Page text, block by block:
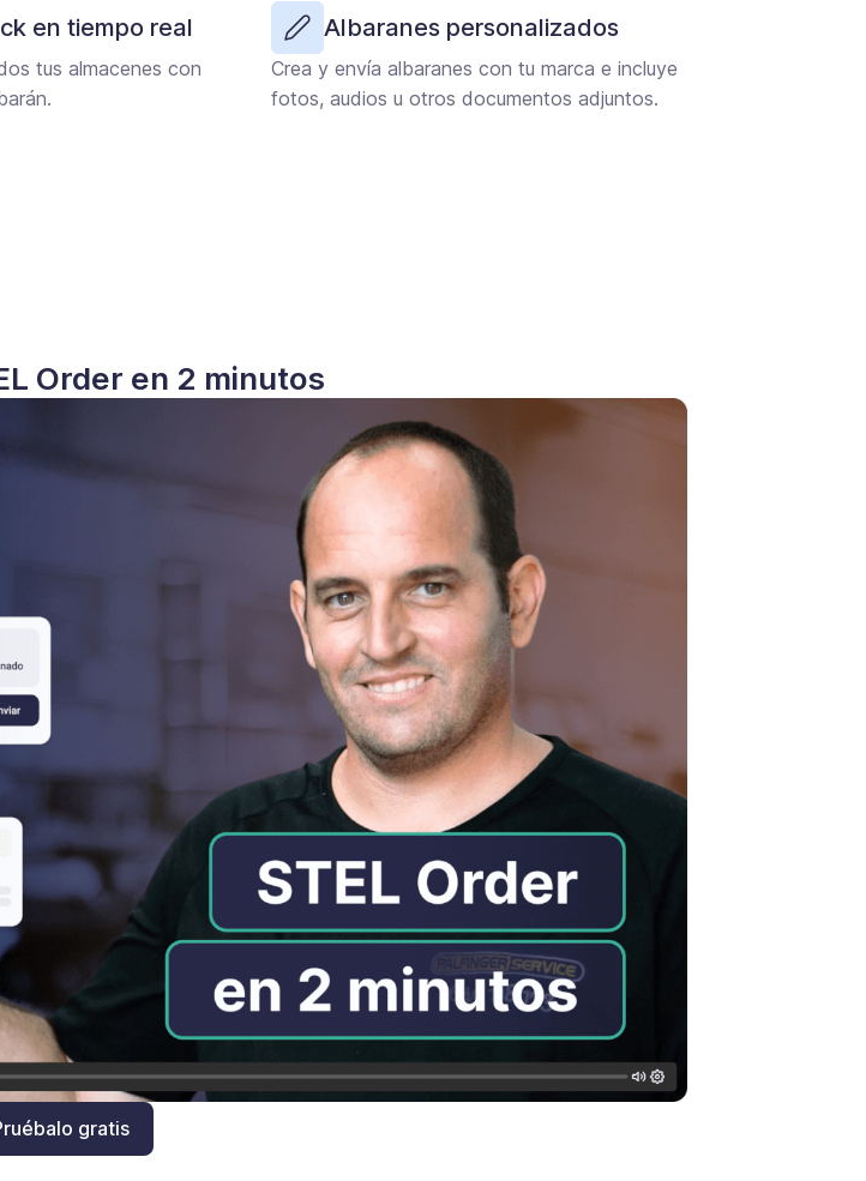
en tiempo real
tus almacenes con
Albaranes personalizados
Crea y envía albaranes con tu marca e incluye
fotos, audios u otros documentos adjuntos.
Order en 2 minutos
gratis